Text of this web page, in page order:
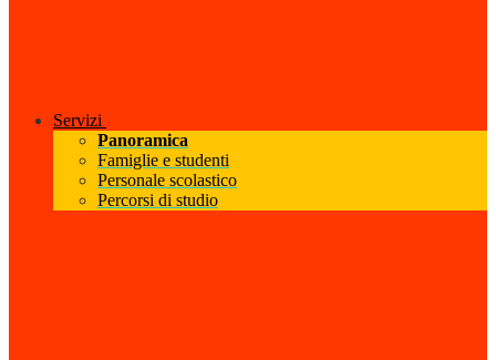
Servizi
Panoramica
Famiglie e studenti
Personale scolastico
Percorsi di studio